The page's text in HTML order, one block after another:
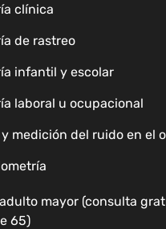
clínica
de rastreo
infantil y escolar
laboral u ocupacional
medición del ruido en el
mayor (consulta
65)